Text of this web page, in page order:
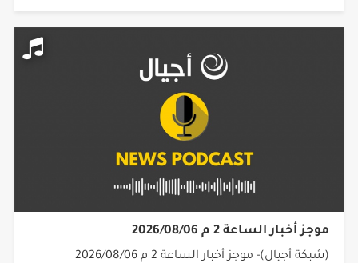
موجز أخبار الساعة 2 م 2026/08/06
(شبكة أجيال)- موجز أخبار الساعة 2 م 2026/08/06